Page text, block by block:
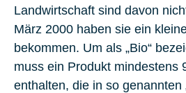
Landwirtschaft sind davon
März 2000 haben sie ein
bekommen. Um als „Bio“
muss ein Produkt mindestens
enthalten, die in so genannten